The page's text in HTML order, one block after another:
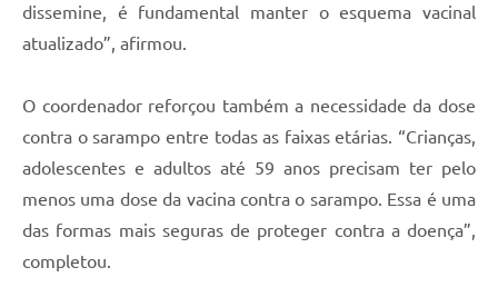
dissemine, é fundamental manter o esquema vacinal
atualizado”, afirmou.
O coordenador reforçou também a necessidade da dose
contra o sarampo entre todas as faixas etárias. “Crianças,
adolescentes e adultos até 59 anos precisam ter pelo
menos uma dose da vacina contra o sarampo. Essa é uma
das formas mais seguras de proteger contra a doença”,
completou.